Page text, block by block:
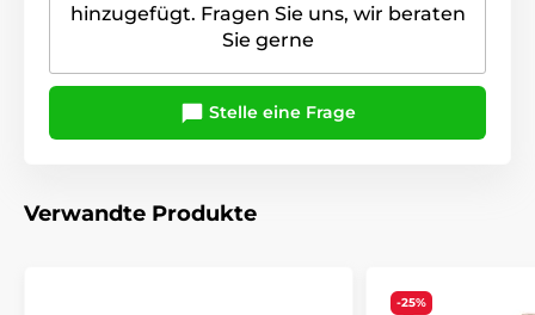
hinzugefügt. Fragen Sie uns, wir beraten
Sie gerne
Stelle eine Frage
Verwandte Produkte
-25%